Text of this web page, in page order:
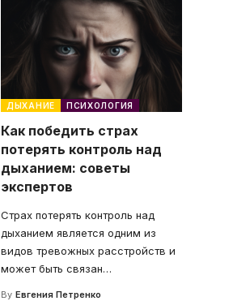
ДЫХАНИЕ ПСИХОЛОГИЯ
Как победить страх
потерять контроль над
дыханием: советы
экспертов
Страх потерять контроль над
дыханием является одним из
видов тревожных расстройств и
может быть связан…
By Евгения Петренко